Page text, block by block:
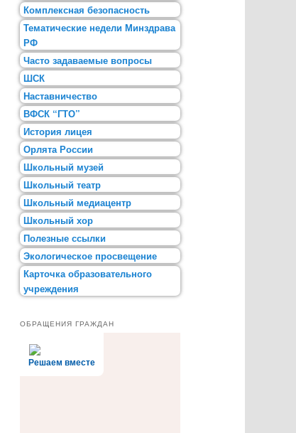
Комплексная безопасность
Тематические недели Минздрава
РФ
Часто задаваемые вопросы
ШСК
Наставничество
ВФСК “ГТО”
История лицея
Орлята России
Школьный музей
Школьный театр
Школьный медиацентр
Школьный хор
Полезные ссылки
Экологическое просвещение
Карточка образовательного
учреждения
ОБРАЩЕНИЯ ГРАЖДАН
Решаем вместе